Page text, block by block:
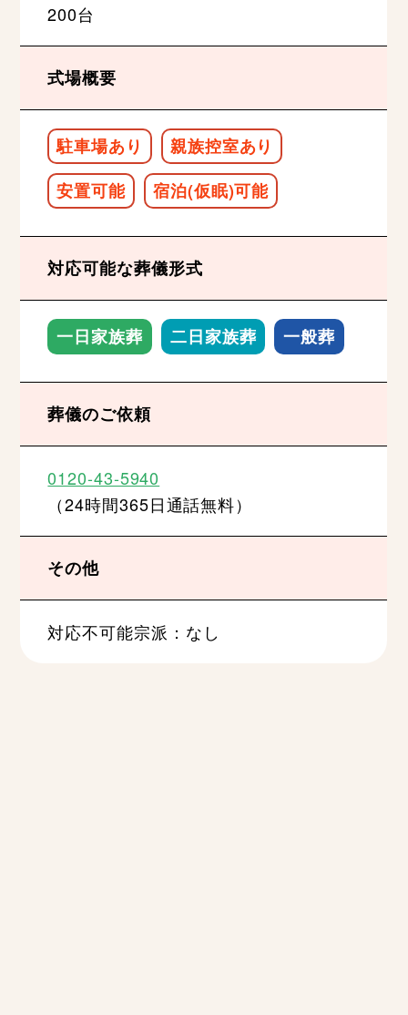
200台
式場概要
駐車場あり
親族控室あり
安置可能
宿泊(仮眠)可能
対応可能な葬儀形式
一日家族葬 二日家族葬 一般葬
葬儀のご依頼
0120-43-5940
（24時間365日通話無料）
その他
対応不可能宗派：なし